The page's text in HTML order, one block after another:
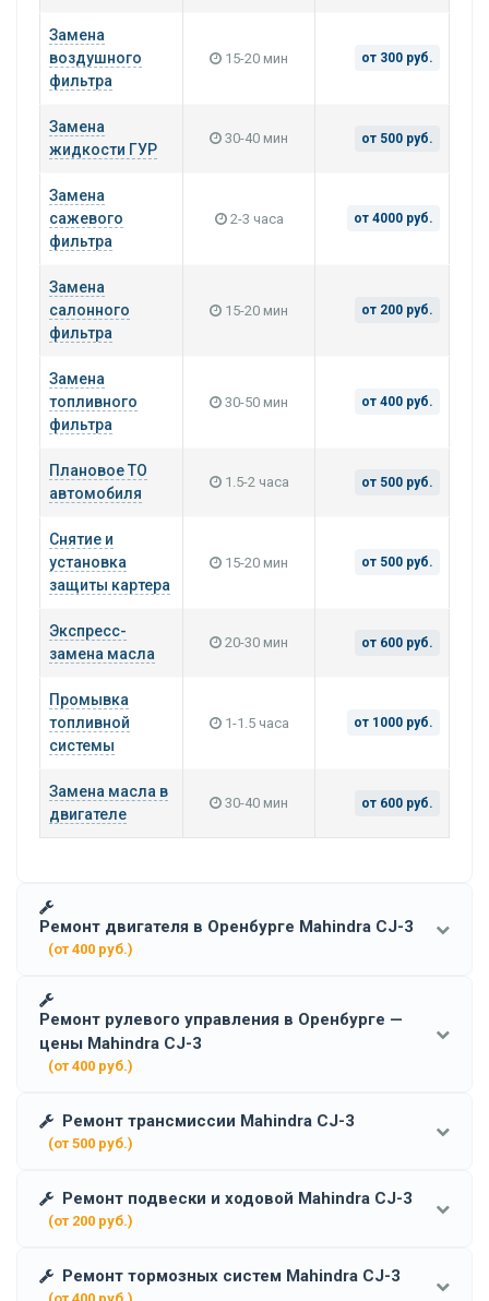
Замена
воздушного
фильтра
15-20 мин от 300 руб.
Замена
жидкости ГУР
30-40 мин от 500 руб.
Замена
сажевого
фильтра
2-3 часа от 4000 руб.
Замена
салонного
фильтра
15-20 мин от 200 руб.
Замена
топливного
фильтра
30-50 мин от 400 руб.
Плановое ТО
автомобиля
1.5-2 часа от 500 руб.
Снятие и
установка
защиты картера
15-20 мин от 500 руб.
Экспресс-
замена масла
20-30 мин от 600 руб.
Промывка
топливной
системы
1-1.5 часа от 1000 руб.
Замена масла в
двигателе
30-40 мин от 600 руб.
Ремонт двигателя в Оренбурге Mahindra CJ-3
(от 400 руб.)
Ремонт рулевого управления в Оренбурге —
цены Mahindra CJ-3
(от 400 руб.)
Ремонт трансмиссии Mahindra CJ-3
(от 500 руб.)
Ремонт подвески и ходовой Mahindra CJ-3
(от 200 руб.)
Ремонт тормозных систем Mahindra CJ-3
(от 400 руб.)